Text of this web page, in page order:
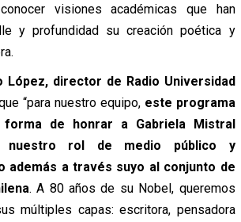
visiones académicas que han
y profundidad su creación poética y
López, director de Radio Universidad
“para nuestro equipo, este programa
forma de honrar a Gabriela Mistral
nuestro rol de medio público y
además a través suyo al conjunto de
. A 80 años de su Nobel, queremos
múltiples capas: escritora, pensadora